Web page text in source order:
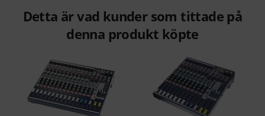
Detta är vad kunder som tittade på
denna produkt köpte